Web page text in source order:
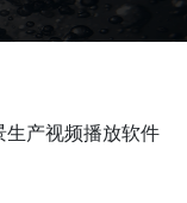
生产视频播放软件